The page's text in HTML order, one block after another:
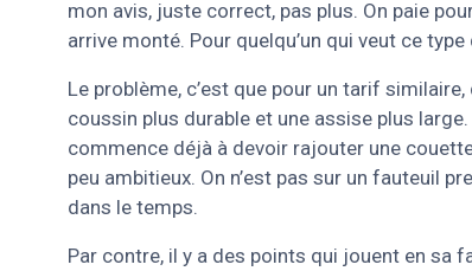
mon avis, juste correct, pas plus. On paie
arrive monté. Pour quelqu’un qui veut ce
Le problème, c’est que pour un tarif
coussin plus durable et une assise plus
commence déjà à devoir rajouter une
peu ambitieux. On n’est pas sur un fauteuil
dans le temps.
Par contre, il y a des points qui jouent en sa